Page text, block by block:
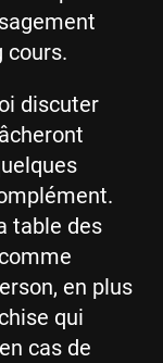
cours.
discuter
table des
en plus
qui
cas de